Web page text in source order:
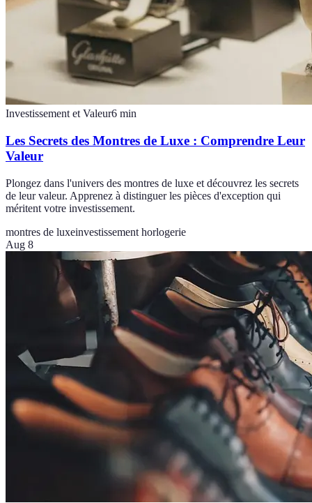
Investissement et Valeur6 min
Les Secrets des Montres de Luxe : Comprendre Leur
Valeur
Plongez dans l'univers des montres de luxe et découvrez les secrets
de leur valeur. Apprenez à distinguer les pièces d'exception qui
méritent votre investissement.
montres de luxeinvestissement horlogerie
Aug 8